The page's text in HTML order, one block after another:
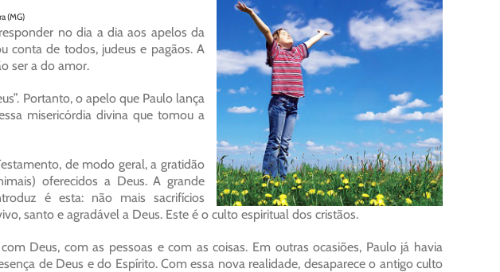
(MG)
no dia a dia aos apelos da
conta de todos, judeus e pagãos. A
ser a do amor.
Portanto, o apelo que Paulo lança
misericórdia divina que tomou a
de modo geral, a gratidão
oferecidos a Deus. A grande
é esta: não mais sacrifícios
santo e agradável a Deus. Este é o culto espiritual dos cristãos.
Deus, com as pessoas e com as coisas. Em outras ocasiões, Paulo já havia
de Deus e do Espírito. Com essa nova realidade, desaparece o antigo culto